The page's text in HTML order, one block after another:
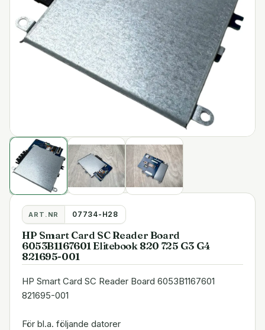
ART.NR 07734-H28
HP Smart Card SC Reader Board
6053B1167601 Elitebook 820 725 G3 G4
821695-001
HP Smart Card SC Reader Board 6053B1167601
821695-001
För bl.a. följande datorer